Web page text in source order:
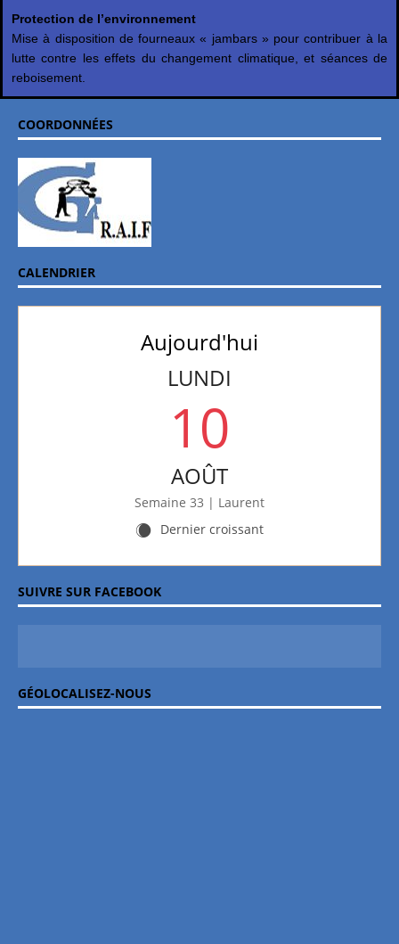
Protection de l’environnement
Mise à disposition de fourneaux « jambars » pour contribuer à la
lutte contre les effets du changement climatique, et séances de
reboisement.
COORDONNÉES
CALENDRIER
Aujourd'hui
LUNDI
10
AOÛT
Semaine 33 | Laurent
X Dernier croissant
SUIVRE SUR FACEBOOK
GÉOLOCALISEZ-NOUS